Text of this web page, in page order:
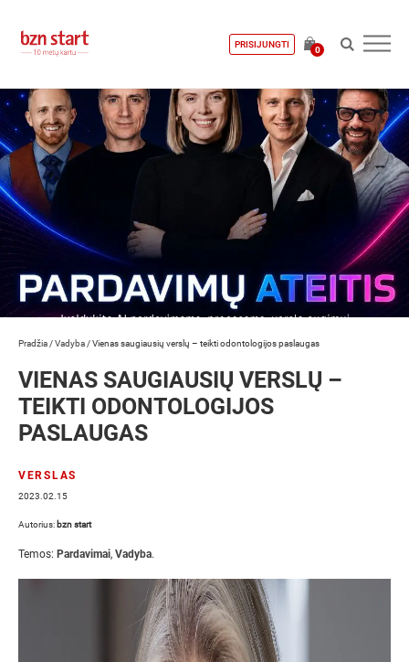
PRISIJUNGTI
0
Pradžia /Vadyba /Vienas saugiausių verslų – teikti odontologijos paslaugas
VIENAS SAUGIAUSIŲ VERSLŲ –
TEIKTI ODONTOLOGIJOS
PASLAUGAS
VERSLAS
2023.02.15
Autorius: bzn start
Temos: Pardavimai, Vadyba.